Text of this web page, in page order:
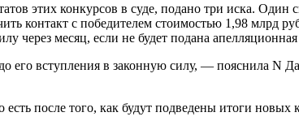
этих конкурсов в суде, подано три иска.
контакт с победителем стоимостью 1,98 млрд
через месяц, если не будет подана
его вступления в законную силу, — пояснила N
после того, как будут подведены итоги новых